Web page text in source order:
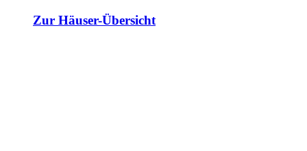
Zur Häuser-Übersicht